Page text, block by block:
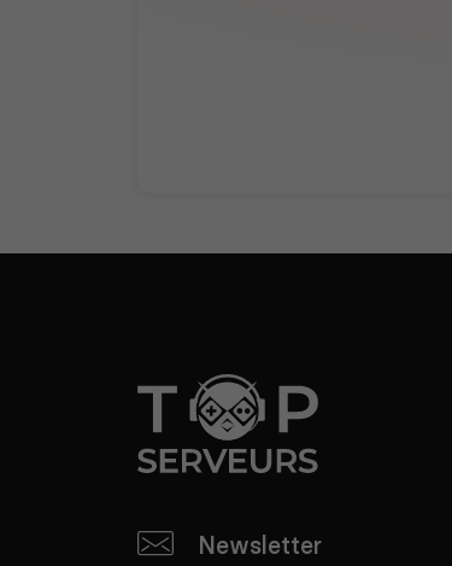
Newsletter